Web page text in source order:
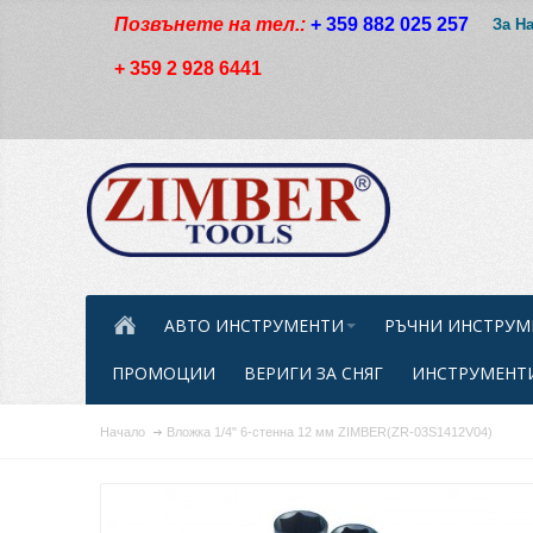
Позвънете на тел.: + 359 882 025 257
+ 359 2 928 6441
За
АВТО ИНСТРУМЕНТИ РЪЧНИ
ПРОМОЦИИ ВЕРИГИ ЗА СНЯГ
Начало Вложка 1/4" 6-стенна 12 мм ZIMBER(ZR-03S1412V04)